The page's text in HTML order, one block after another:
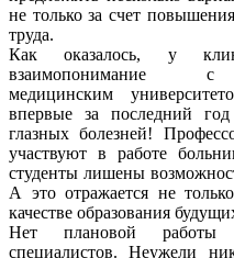
не только за счет
труда.
Как оказалось, у
взаимопонимание с
медицинским
впервые за последний
глазных болезней!
участвуют в работе
студенты лишены
А это отражается не
качестве образования
Нет плановой работы
специалистов. Неужели